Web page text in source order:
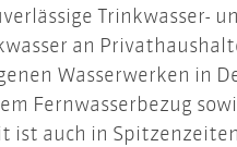
Trinkwasser-
an
Wasserwerken in
Fernwasserbezug
ist auch in